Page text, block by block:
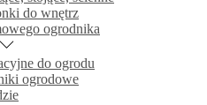
do wnętrz
ogrodnika
do ogrodu
ogrodowe